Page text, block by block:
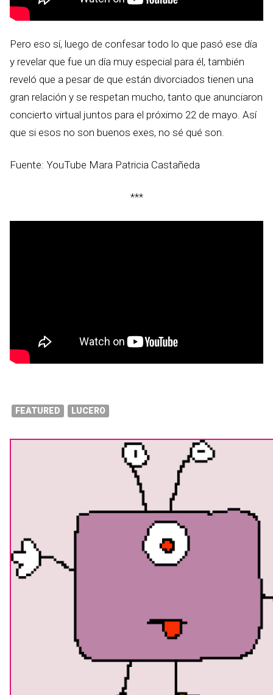
Pero eso sí, luego de confesar todo lo que pasó ese día
y revelar que fue un día muy especial para él, también
reveló que a pesar de que están divorciados tienen una
gran relación y se respetan mucho, tanto que anunciaron
concierto virtual juntos para el próximo 22 de mayo. Así
que si esos no son buenos exes, no sé qué son.
Fuente: YouTube Mara Patricia Castañeda
***
FEATURED LUCERO